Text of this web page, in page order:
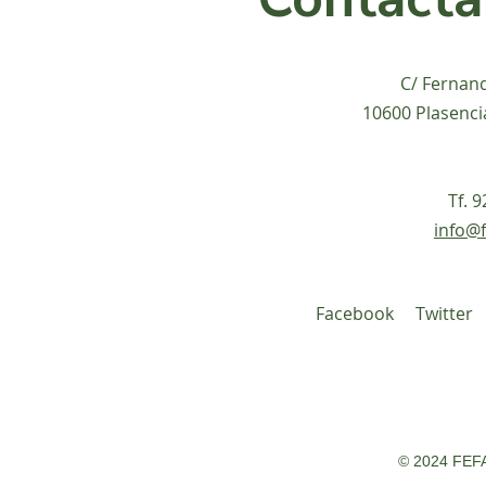
C/
10600
Tf.
Facebook Twitter
© 2024